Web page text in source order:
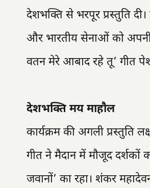
देशभक्ति से भरपूर प्रस्तुति
और भारतीय सेनाओं को
वतन मेरे आबाद रहे तू’ गीत
देशभक्ति मय माहौल
कार्यक्रम की अगली प्रस्तुति
गीत ने मैदान में मौजूद दर्शकों
जवानों’ का रहा। शंकर